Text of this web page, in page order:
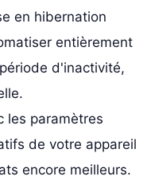
en hibernation
entièrement
d'inactivité,
les paramètres
de votre appareil
encore meilleurs.